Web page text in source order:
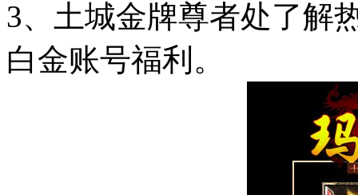
3、土城金牌尊者处了解
白金账号福利。